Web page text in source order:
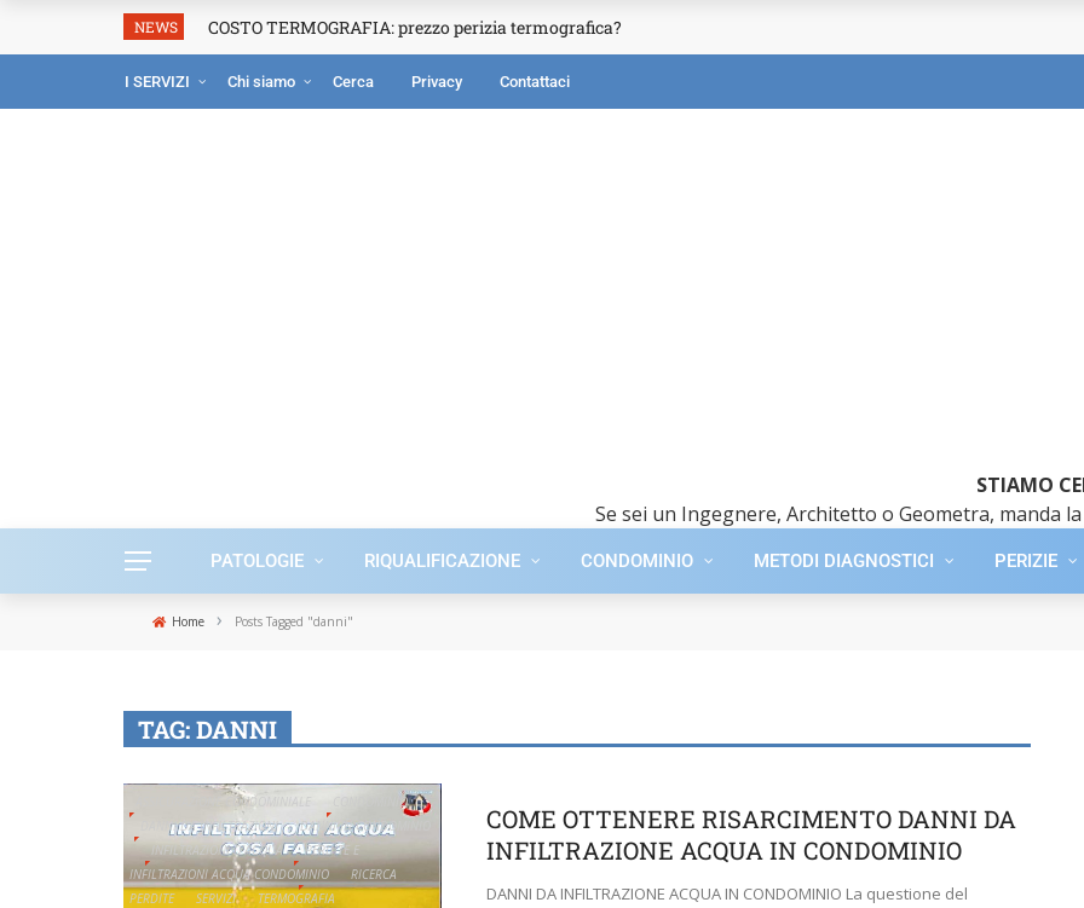
NEWS COSTO TERMOGRAFIA: prezzo perizia termografica?
I SERVIZI Chi siamo Cerca Privacy Contattaci
STIAMO
Se sei un Ingegnere, Architetto o Geometra, manda
PATOLOGIE RIQUALIFICAZIONE CONDOMINIO METODI DIAGNOSTICI PERIZIE
Home › Posts Tagged "danni"
TAG:DANNI
ASSICURAZIONE CONDOMINIALE
CONDOMINIO
DANNI DA INFILTRAZIONI
DANNI IN CONDOMINIO
INFILTRAZIONI D'ACQUA
PERDITE E
INFILTRAZIONI ACQUA CONDOMINIO
RICERCA
PERDITE
SERVIZI TERMOGRAFIA
COME OTTENERE RISARCIMENTO DANNI DA
INFILTRAZIONE ACQUA IN CONDOMINIO
DANNI DA INFILTRAZIONE ACQUA IN CONDOMINIO La questione del